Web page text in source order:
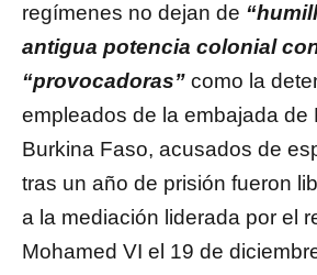
regímenes no dejan de
antigua potencia colonial
“provocadoras” como la
empleados de la embajada de
Burkina Faso, acusados ​​de
tras un año de prisión fueron
a la mediación liderada por el
Mohamed VI el 19 de